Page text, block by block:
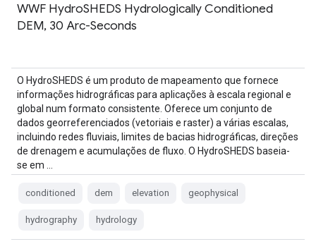
WWF HydroSHEDS Hydrologically Conditioned
DEM, 30 Arc-Seconds
O HydroSHEDS é um produto de mapeamento que fornece
informações hidrográficas para aplicações à escala regional e
global num formato consistente. Oferece um conjunto de
dados georreferenciados (vetoriais e raster) a várias escalas,
incluindo redes fluviais, limites de bacias hidrográficas, direções
de drenagem e acumulações de fluxo. O HydroSHEDS baseia-
se em …
conditioned dem elevation geophysical
hydrography hydrology